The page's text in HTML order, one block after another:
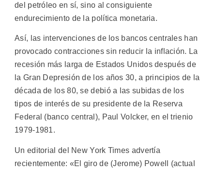
del petróleo en sí, sino al consiguiente
endurecimiento de la política monetaria.
Así, las intervenciones de los bancos centrales han
provocado contracciones sin reducir la inflación. La
recesión más larga de Estados Unidos después de
la Gran Depresión de los años 30, a principios de la
década de los 80, se debió a las subidas de los
tipos de interés de su presidente de la Reserva
Federal (banco central), Paul Volcker, en el trienio
1979-1981.
Un editorial del New York Times advertía
recientemente: «El giro de (Jerome) Powell (actual